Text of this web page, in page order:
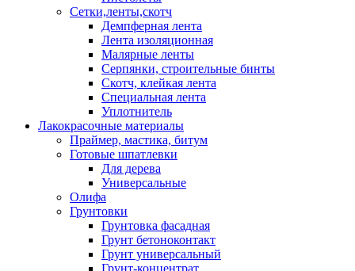
Сетки,ленты,скотч
Демпферная лента
Лента изоляционная
Малярные ленты
Серпянки, строительные бинты
Скотч, клейкая лента
Специальная лента
Уплотнитель
Лакокрасочные материалы
Праймер, мастика, битум
Готовые шпатлевки
Для дерева
Универсальные
Олифа
Грунтовки
Грунтовка фасадная
Грунт бетоноконтакт
Грунт универсальный